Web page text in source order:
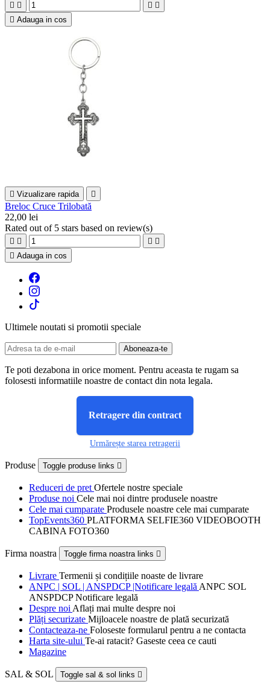
   
 Adauga in cos
 Vizualizare rapida 
Breloc Cruce Trilobată
22,00 lei
Rated out of 5 stars based on review(s)
   
 Adauga in cos
Ultimele noutati si promotii speciale
Te poti dezabona in orice moment. Pentru aceasta te rugam sa
folosesti informatiile noastre de contact din nota legala.
Retragere din contract
Urmărește starea retragerii
Produse Toggle produse links 
Reduceri de pret Ofertele nostre speciale
Produse noi Cele mai noi dintre produsele noastre
Cele mai cumparate Produsele noastre cele mai cumparate
TopEvents360 PLATFORMA SELFIE360 VIDEOBOOTH
CABINA FOTO360
Firma noastra Toggle firma noastra links 
Livrare Termenii și condițiile noaste de livrare
ANPC | SOL | ANSPDCP |Notificare legală ANPC SOL
ANSPDCP Notificare legală
Despre noi Aflați mai multe despre noi
Plăți securizate Mijloacele noastre de plată securizată
Contacteaza-ne Foloseste formularul pentru a ne contacta
Harta site-ului Te-ai ratacit? Gaseste ceea ce cauti
Magazine
SAL & SOL Toggle sal & sol links 